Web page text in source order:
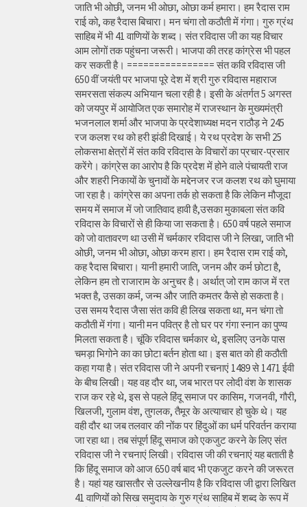
जाति भी ओछी, जनम भी ओछा, ओछा कर्म हमारा। हम रैदास राम
राई को, कह रैदास बिचारा। मन चंगा तो कठौती में गंगा। गुरु ग्रंथ
साहिब में भी 41 वाणियों के शब्द। संत रविदास जी का यह विचार
आम लोगों तक पहुंचना जरूरी। भाजपा की तरह कांग्रेस भी पहल
कर सकती है। ================ संत कवि रविदास जी
650 वीं जयंती पर भाजपा पूरे देश में श्री गुरु रविदास महाराज
समरसता संकल्प अभियान चला रही है। इसी के अंतर्गत 5 अगस्त
को जयपुर में आयोजित एक समारोह में राजस्थान के मुख्यमंत्री
भजनलाल शर्मा और भाजपा के प्रदेशाध्यक्ष मदन राठौड़ ने 245
रज कलश रथ को हरी झंडी दिखाई। ये रथ प्रदेश के सभी 25
लोकसभा क्षेत्रों में संत कवि रविदास के विचारों का प्रचार-प्रसार
करेंगे। कांग्रेस का आरोप है कि प्रदेश में होने वाले पंचायती राज
और शहरी निकायों के चुनावों के मद्देनजर रज कलश रथ को घुमाया
जा रहा है। कांग्रेस का अपना तर्क हो सकता है कि लेकिन मौजूदा
समय में समाज में जो जातिवाद हावी है,उसका मुकाबला संत कवि
रविदास के विचारों से ही किया जा सकता है। 650 वर्ष पहले समाज
को जो वातावरण था उसी में चर्मकार रविदास जी ने लिखा, जाति भी
ओछी, जनम भी ओछा, ओछा करम हारा। हम रैदास राम राई को,
कह रैदास बिचारा। यानी हमारी जाति, जनम और कर्म छोटा है,
लेकिन हम तो राजाराम के अनुचर है। अर्थात् जो राम काज में रत
भक्त है, उसका कर्म, जन्म और जाति कमतर कैसे हो सकता है।
उस समय रैदास जैसा संत कवि ही लिख सकता था, मन चंगा तो
कठौती में गंगा। यानी मन पवित्र है तो घर पर गंगा स्नान का पुण्य
मिलता सकता है। चूंकि रविदास चर्मकार थे, इसलिए उनके पास
चमड़ा भिगोने का का छोटा बर्तन होता था। इस बात को ही कठौती
कहा गया है। संत रविदास जी ने अपनी रचनाएं 1489 से 1471 ईवी
के बीच लिखी। यह वह दौर था, जब भारत पर लोदी वंश के शासक
राज कर रहे थे, इस से पहले हिंदू समाज पर कासिम, गजनवी, गौरी,
खिलजी, गुलाम वंश, तुगलक, तैमूर के अत्याचार हो चुके थे। यह
वही दौर था जब तलवार की नोंक पर हिंदुओं का धर्म परिवर्तन कराया
जा रहा था। तब संपूर्ण हिंदू समाज को एकजुट करने के लिए संत
रविदास जी ने रचनाएं लिखी। रविदास जी की रचनाएं यह बताती है
कि हिंदू समाज को आज 650 वर्ष बाद भी एकजुट करने की जरूरत
है। यहां यह खासतौर से उल्लेखनीय है कि रविदास जी द्वारा लिखित
41 वाणियोंं को सिख समुदाय के गुरु ग्रंथ साहिब में शब्द के रूप में